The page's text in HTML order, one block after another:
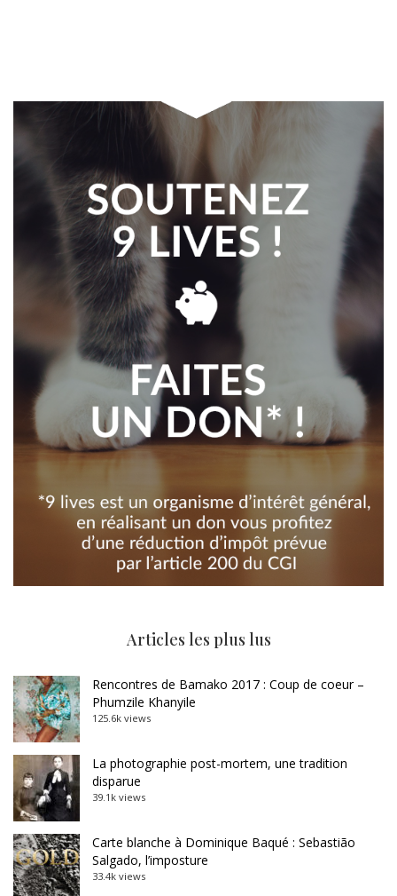
Articles les plus lus
Rencontres de Bamako 2017 : Coup de coeur –
Phumzile Khanyile
125.6k views
La photographie post-mortem, une tradition
disparue
39.1k views
Carte blanche à Dominique Baqué : Sebastião
Salgado, l’imposture
33.4k views